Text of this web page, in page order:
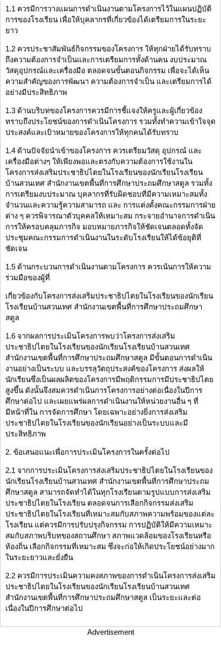
1.1 ควรมีการวางแผนการดำเนินงานตามโครงการไว้ในแผนปฏิบัติ
การของโรงเรียน เพื่อให้บุคลากรที่เกี่ยวข้องได้เตรียมการในระยะ
ยาว
1.2 ควรประชาสัมพันธ์กิจกรรมของโครงการ ให้ทุกฝ่ายได้รับทราบ
ถึงความต้องการจำเป็นและการเตรียมการทั้งด้านคน งบประมาณ
วัสดุอุปกรณ์และเครื่องมือ ตลอดจนขั้นตอนกิจกรรม เพื่อจะได้เห็น
ความสำคัญของการพัฒนา ความต้องการจำเป็น และเตรียมการได้
อย่างมีประสิทธิภาพ
1.3 ด้านบริบทของโครงการควรมีการชี้แจงให้ครูและผู้เกี่ยวข้อง
ทราบถึงประโยชน์ของการดำเนินโครงการ รวมทั้งทำความเข้าใจจุด
ประสงค์และเป้าหมายของโครงการให้ทุกคนได้รับทราบ
1.4 ด้านปัจจัยนำเข้าของโครงการ ควรเตรียมวัสดุ อุปกรณ์ และ
เครื่องมือต่างๆ ให้เพียงพอและตรงกับความต้องการใช้งานใน
โครงการส่งเสริมประชาธิปไตยในโรงเรียนของนักเรียนโรงเรียน
บ้านสวนเทศ สำนักงานเขตพื้นที่การศึกษาประถมศึกษาสตูล รวมทั้ง
การเตรียมงบประมาณ บุคลากรที่รับผิดชอบที่มีความเหมาะสมทั้ง
จำนวนและความรู้ความสามารถ และ การแต่งตั้งคณะกรรมการฝ่าย
ต่าง ๆ ควรพิจารณาตัวบุคคลให้เหมาะสม กระจายอำนาจการดำเนิน
การให้ครอบคลุมภารกิจ มอบหมายภารกิจให้ชัดเจนตลอดทั้งจัด
ประชุมคณะกรรมการดำเนินงานในระดับโรงเรียนให้ได้ข้อยุติที่
ชัดเจน
1.5 ด้านกระบวนการดำเนินงานตามโครงการ ควรเน้นการให้ความ
ร่วมมือของผู้ที่
เกี่ยวข้องกับโครงการส่งเสริมประชาธิปไตยในโรงเรียนของนักเรียน
โรงเรียนบ้านสวนเทศ สำนักงานเขตพื้นที่การศึกษาประถมศึกษา
สตูล
1.6 จากผลการประเมินโครงการพบว่าโครงการส่งเสริม
ประชาธิปไตยในโรงเรียนของนักเรียนโรงเรียนบ้านสวนเทศ
สำนักงานเขตพื้นที่การศึกษาประถมศึกษาสตูล มีขั้นตอนการดำเนิน
งานอย่างเป็นระบบ และบรรลุวัตถุประสงค์ของโครงการ ส่งผลให้
นักเรียนซึ่งเป็นผลผลิตของโครงการมีพฤติกรรมการมีประชาธิปไตย
สูงขึ้น ดังนั้นจึงสมควรดำเนินการโครงการอย่างต่อเนื่องในปีการ
ศึกษาต่อไป และเผยแพร่ผลการดำเนินงานให้หน่วยงานอื่น ๆ ที่
มีหน้าที่ใน การจัดการศึกษา โดยเฉพาะอย่างยิ่งการส่งเสริม
ประชาธิปไตยในโรงเรียนของนักเรียนอย่างเป็นระบบและมี
ประสิทธิภาพ
2. ข้อเสนอแนะเพื่อการประเมินโครงการในครั้งต่อไป
2.1 จากการประเมินโครงการส่งเสริมประชาธิปไตยในโรงเรียนของ
นักเรียนโรงเรียนบ้านสวนเทศ สำนักงานเขตพื้นที่การศึกษาประถม
ศึกษาสตูล สามารถจัดทำได้ในทุกโรงเรียนตามรูปแบบการส่งเสริม
ประชาธิปไตยในโรงเรียน ตลอดจนการเลือกกิจกรรมส่งเสริม
ประชาธิปไตยในโรงเรียนที่เหมาะสมกับสภาพความพร้อมของแต่ละ
โรงเรียน แต่ควรมีการปรับปรุงกิจกรรม การปฏิบัติให้มีความเหมาะ
สมกับสภาพบริบทของสถานศึกษา สภาพแวดล้อมของโรงเรียนหรือ
ท้องถิ่น เลือกกิจกรรมที่เหมาะสม ซึ่งจะก่อให้เกิดประโยชน์อย่างมาก
ในระยะยาวและยั่งยืน
2.2 ควรมีการประเมินความคงสภาพของการดำเนินโครงการส่งเสริม
ประชาธิปไตยในโรงเรียนของนักเรียนโรงเรียนบ้านสวนเทศ
สำนักงานเขตพื้นที่การศึกษาประถมศึกษาสตูล เป็นระยะและต่อ
เนื่องในปีการศึกษาต่อไป
Advertisement